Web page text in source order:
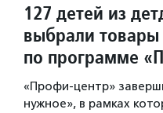
127 детей из
выбрали
по программе
«Профи-центр»
нужное», в рамках